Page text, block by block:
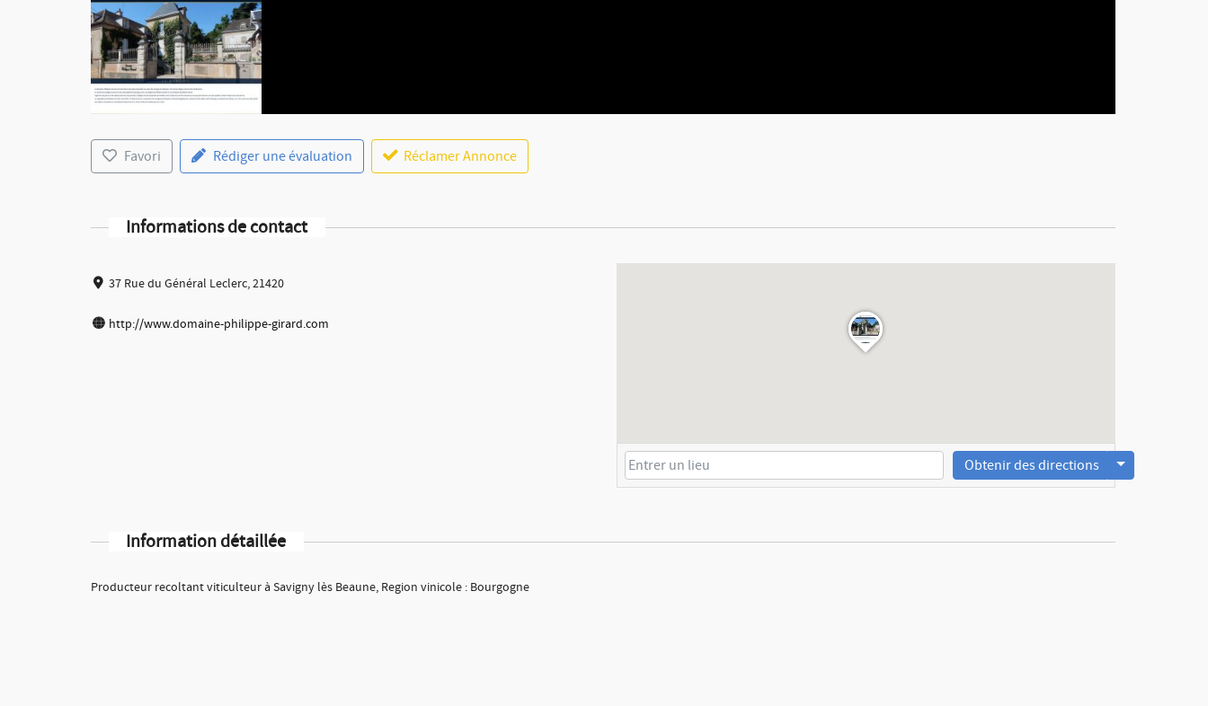
Favori Rédiger une évaluation Réclamer Annonce
Informations de contact
37 Rue du Général Leclerc, 21420
http://www.domaine-philippe-girard.com
Obtenir des directions
Information détaillée
Producteur recoltant viticulteur à Savigny lès Beaune, Region vinicole : Bourgogne